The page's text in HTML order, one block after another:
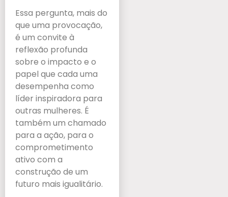
Essa pergunta, mais do
que uma provocação,
é um convite à
reflexão profunda
sobre o impacto e o
papel que cada uma
desempenha como
líder inspiradora para
outras mulheres. É
também um chamado
para a ação, para o
comprometimento
ativo com a
construção de um
futuro mais igualitário.